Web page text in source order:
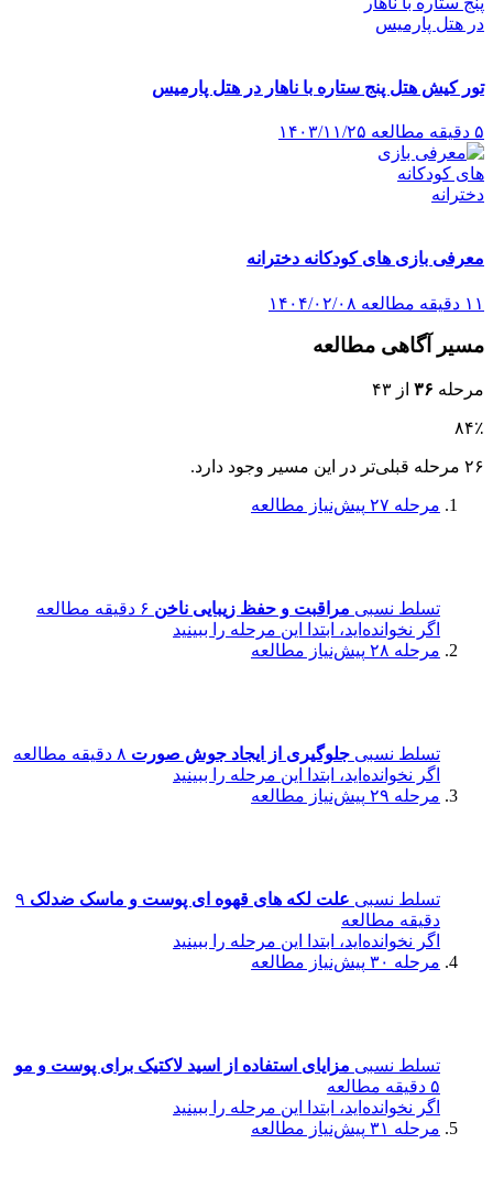
تور کیش هتل پنج ستاره با ناهار در هتل پارمیس
۵ دقیقه مطالعه ۱۴۰۳/۱۱/۲۵
معرفی بازی های کودکانه دخترانه
۱۱ دقیقه مطالعه ۱۴۰۴/۰۲/۰۸
مسیر آگاهی مطالعه
مرحله ۳۶ از ۴۳
۸۴٪
۲۶ مرحله قبلی‌تر در این مسیر وجود دارد.
مرحله ۲۷ پیش‌نیاز مطالعه
تسلط نسبی مراقبت و حفظ زیبایی ناخن ۶ دقیقه مطالعه
اگر نخوانده‌اید، ابتدا این مرحله را ببینید
مرحله ۲۸
پیش‌نیاز مطالعه
تسلط نسبی جلوگیری از ایجاد جوش صورت ۸ دقیقه مطالعه
اگر نخوانده‌اید، ابتدا این مرحله را ببینید
مرحله ۲۹
پیش‌نیاز مطالعه
تسلط نسبی علت لکه های قهوه ای پوست و ماسک ضدلک ۹
دقیقه مطالعه
اگر نخوانده‌اید، ابتدا این مرحله را ببینید
مرحله ۳۰
پیش‌نیاز مطالعه
تسلط نسبی مزایای استفاده از اسید لاکتیک برای پوست و مو
۵ دقیقه مطالعه
اگر نخوانده‌اید، ابتدا این مرحله را ببینید
مرحله ۳۱
پیش‌نیاز مطالعه